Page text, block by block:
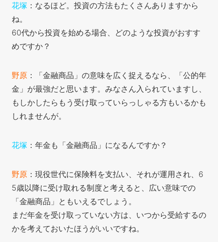
花塚 ：なるほど。投資の方法もたくさんありますから
ね。
60代から投資を始める場合、どのような投資がおすす
めですか？
野原 ：「金融商品」の意味を広く捉えるなら、「公的年
金」が最強だと思います。みなさん入られていますし、
もしかしたらもう受け取っていらっしゃる方もいるかも
しれませんが。
花塚 ：年金も「金融商品」になるんですか？
野原 ：現役世代に保険料を支払い、それが運用され、6
5歳以降に受け取れる制度と考えると、広い意味での
「金融商品」ともいえるでしょう。
まだ年金を受け取っていない方は、いつから受給するの
かを考えておいたほうがいいですね。